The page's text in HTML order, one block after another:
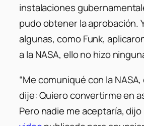
instalaciones
pudo obtener la aprobación.
algunas, como Funk,
a la NASA, ello no hizo
“Me comuniqué con la
dije: Quiero convertirme en
Pero nadie me aceptaría,